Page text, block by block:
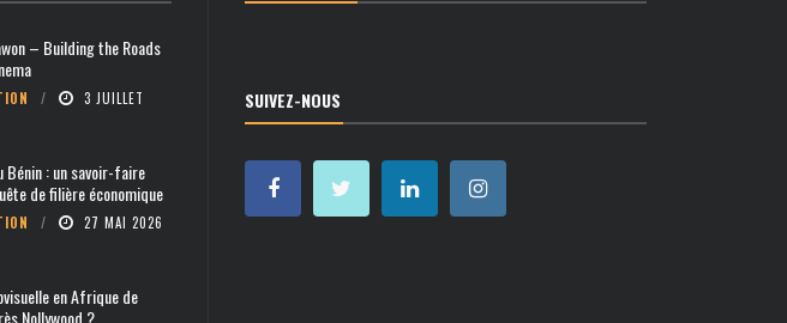
– Building the Roads
3 JUILLET
Bénin : un savoir-faire
de filière économique
27 MAI 2026
en Afrique de
Nollywood ?
SUIVEZ-NOUS